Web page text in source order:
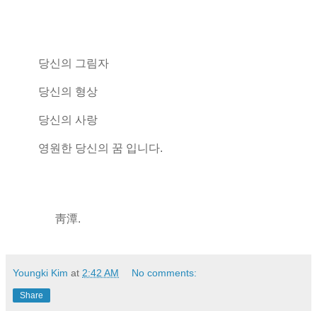
당신의 그림자
당신의 형상
당신의 사랑
영원한 당신의 꿈 입니다.
靑潭.
Youngki Kim at 2:42 AM No comments:
Share